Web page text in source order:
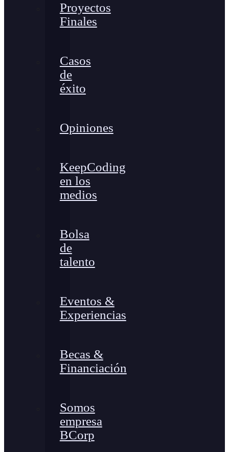
Proyectos
Finales
Casos
de
éxito
Opiniones
KeepCoding
en los
medios
Bolsa
de
talento
Eventos &
Experiencias
Becas &
Financiación
Somos
empresa
BCorp